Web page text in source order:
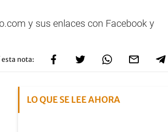
y sus enlaces con Facebook y
nota:
LO QUE SE LEE AHORA